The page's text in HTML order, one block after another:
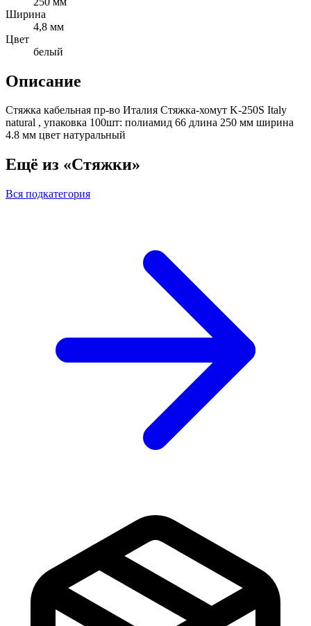
Ширина
4,8 мм
Цвет
белый
Описание
Стяжка кабельная пр-во Италия Стяжка-хомут K-250S Italy
natural , упаковка 100шт: полиамид 66 длина 250 мм ширина
4.8 мм цвет натуральный
Ещё из «Стяжки»
Вся подкатегория